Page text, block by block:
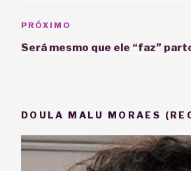
Post
Próximo
post
PRÓXIMO
Será mesmo que ele “faz”
DOULA MALU MORAES